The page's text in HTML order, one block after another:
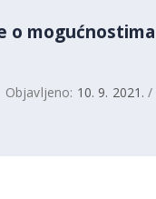
o
Objavljeno: 10. 9. 2021. /